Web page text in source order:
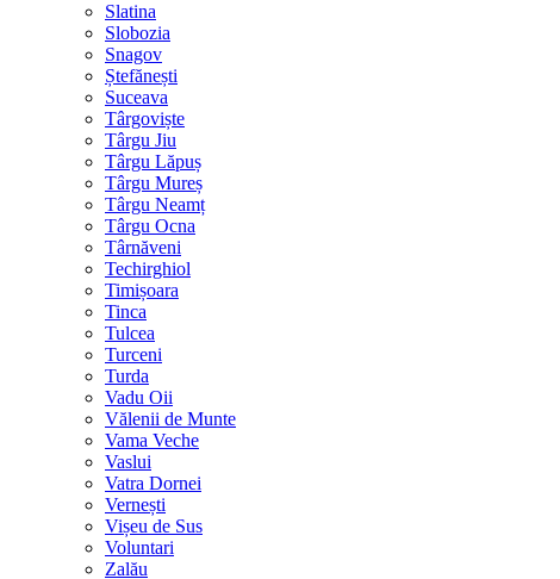
Slatina
Slobozia
Snagov
Ștefănești
Suceava
Târgoviște
Târgu Jiu
Târgu Lăpuș
Târgu Mureș
Târgu Neamț
Târgu Ocna
Târnăveni
Techirghiol
Timișoara
Tinca
Tulcea
Turceni
Turda
Vadu Oii
Vălenii de Munte
Vama Veche
Vaslui
Vatra Dornei
Vernești
Vișeu de Sus
Voluntari
Zalău